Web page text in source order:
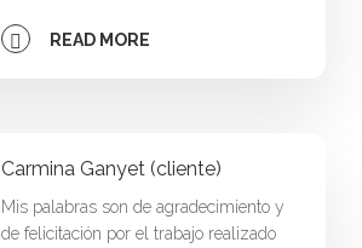
READ MORE
Carmina Ganyet (cliente)
Mis palabras son de agradecimiento y
de felicitación por el trabajo realizado